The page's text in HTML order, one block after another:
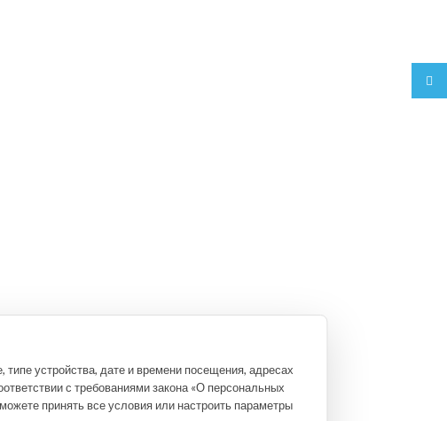
устройства, дате и времени посещения, адресах
с требованиями закона «О персональных
принять все условия или настроить параметры